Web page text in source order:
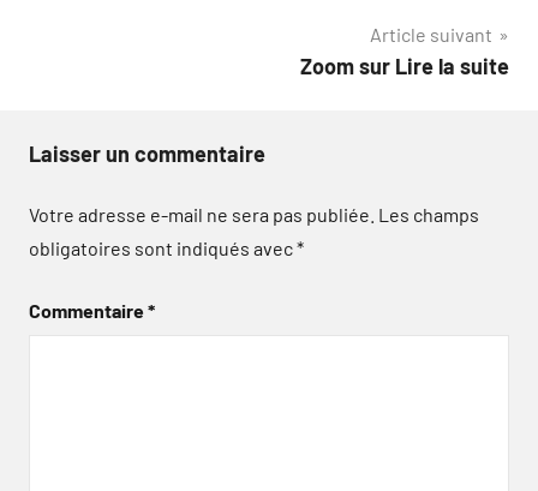
Article suivant
Zoom sur Lire la suite
Laisser un commentaire
Votre adresse e-mail ne sera pas publiée. Les champs
obligatoires sont indiqués avec*
Commentaire*